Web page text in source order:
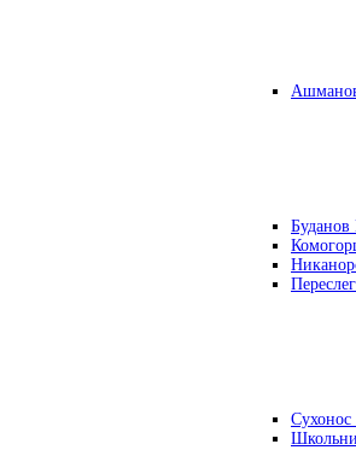
Буданов